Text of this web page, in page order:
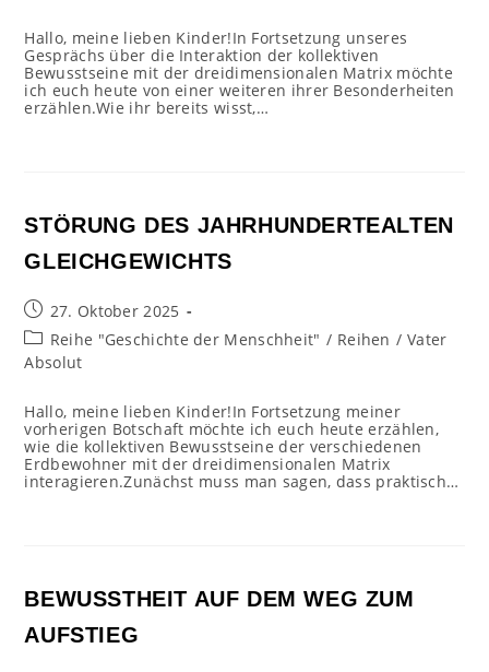
Hallo, meine lieben Kinder!In Fortsetzung unseres
Gesprächs über die Interaktion der kollektiven
Bewusstseine mit der dreidimensionalen Matrix möchte
ich euch heute von einer weiteren ihrer Besonderheiten
erzählen.Wie ihr bereits wisst,…
STÖRUNG DES JAHRHUNDERTEALTEN
GLEICHGEWICHTS
Beitrag
veröffentlicht:
27. Oktober 2025
Beitrags-
Kategorie:
Reihe "Geschichte der Menschheit" / Reihen / Vater
Absolut
Hallo, meine lieben Kinder!In Fortsetzung meiner
vorherigen Botschaft möchte ich euch heute erzählen,
wie die kollektiven Bewusstseine der verschiedenen
Erdbewohner mit der dreidimensionalen Matrix
interagieren.Zunächst muss man sagen, dass praktisch…
BEWUSSTHEIT AUF DEM WEG ZUM
AUFSTIEG